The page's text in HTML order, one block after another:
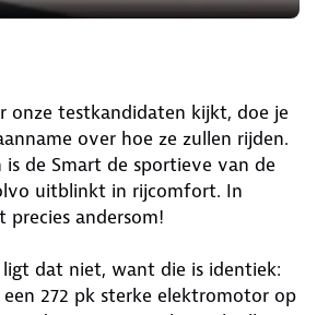
onze testkandidaten kijkt, doe je
over hoe ze zullen rijden.
de Smart de sportieve van de
uitblinkt in rijcomfort. In
precies andersom!
dat niet, want die is identiek:
een 272 pk sterke elektromotor op